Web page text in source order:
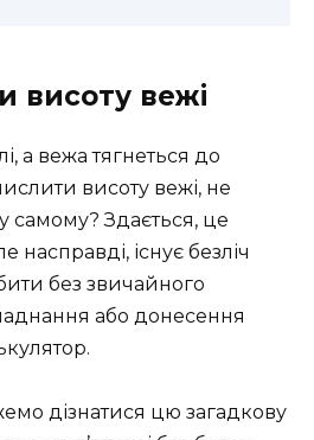
висоту вежі
а вежа тягнеться до
висоту вежі, не
самому? Здається, це
насправді, існує безліч
без звичайного
або донесення
дізнатися цю загадкову